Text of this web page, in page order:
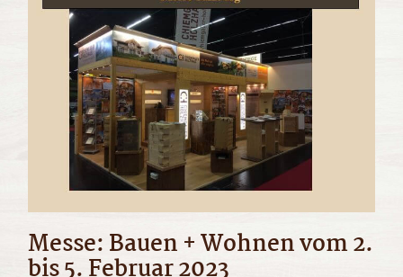
Messe: Bauen + Wohnen vom 2.
bis 5. Februar 2023